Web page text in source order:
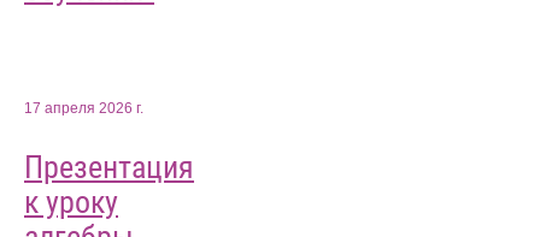
17 апреля 2026 г.
Презентация
к уроку